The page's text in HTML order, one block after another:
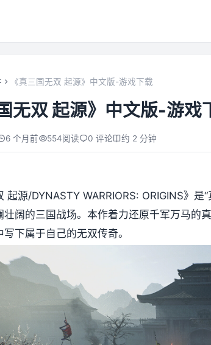
《真三国无双 起源》中文版-游戏下载
无双 起源》中文版-游戏
6 个月前 554阅读 0 评论 约 2 分钟
起源/DYNASTY WARRIORS: ORIGINS》
壮阔的三国战场。本作着力还原千军万马的
下属于自己的无双传奇。